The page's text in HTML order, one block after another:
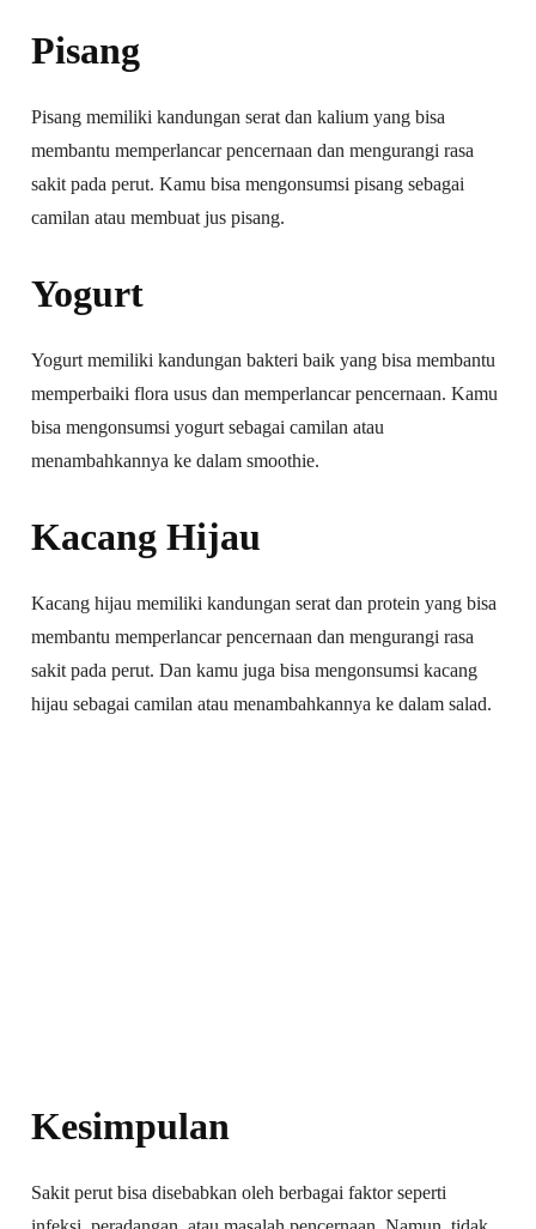
Pisang
Pisang memiliki kandungan serat dan kalium yang bisa
membantu memperlancar pencernaan dan mengurangi rasa
sakit pada perut. Kamu bisa mengonsumsi pisang sebagai
camilan atau membuat jus pisang.
Yogurt
Yogurt memiliki kandungan bakteri baik yang bisa membantu
memperbaiki flora usus dan memperlancar pencernaan. Kamu
bisa mengonsumsi yogurt sebagai camilan atau
menambahkannya ke dalam smoothie.
Kacang Hijau
Kacang hijau memiliki kandungan serat dan protein yang bisa
membantu memperlancar pencernaan dan mengurangi rasa
sakit pada perut. Dan kamu juga bisa mengonsumsi kacang
hijau sebagai camilan atau menambahkannya ke dalam salad.
Kesimpulan
Sakit perut bisa disebabkan oleh berbagai faktor seperti